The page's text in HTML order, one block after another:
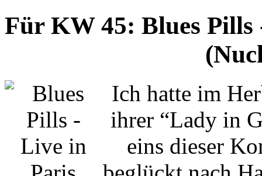
Für KW 45: Blues
Ich hatte im
ihrer “Lady in
eins dieser